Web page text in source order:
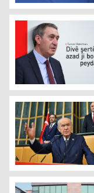
DEM Partî bi
DEM Partî
Ji bo statuya